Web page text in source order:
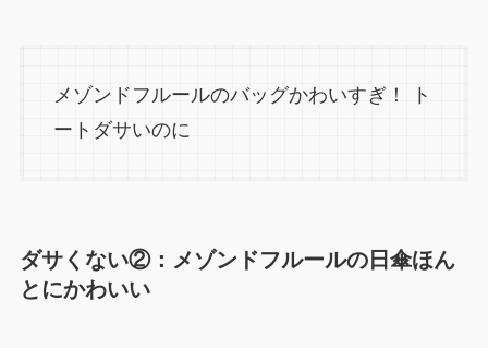
メゾンドフルールのバッグかわいすぎ！ ト
ートダサいのに
ダサくない②：メゾンドフルールの日傘ほん
とにかわいい